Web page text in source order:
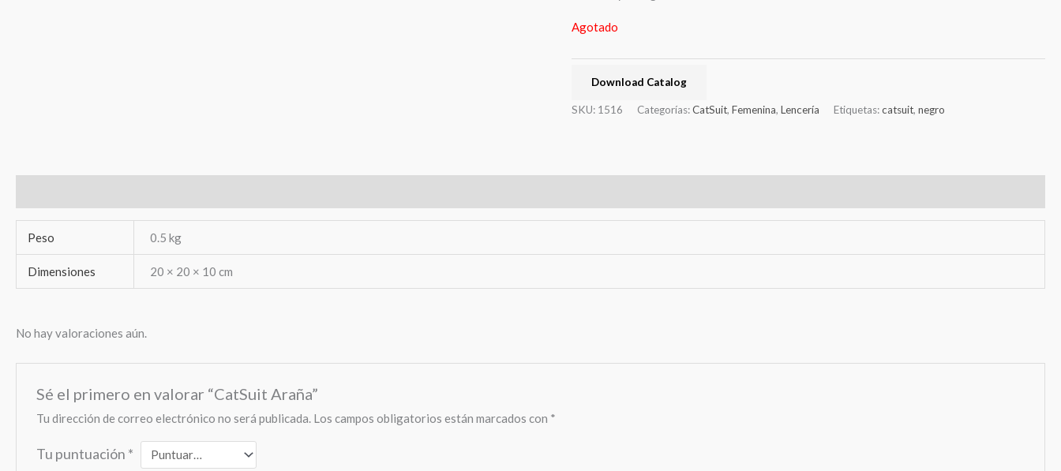
Agotado
Download Catalog
SKU: 1516 Categorías:CatSuit,Femenina,Lencería Etiquetas:catsuit,negro
Peso 0.5 kg
Dimensiones 20 × 20 × 10 cm
No hay valoraciones aún.
Sé el primero en valorar “CatSuit Araña”
Tu dirección de correo electrónico no será publicada. Los campos obligatorios están marcados con *
Tu puntuación *